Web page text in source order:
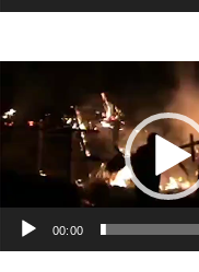
Player
00:00